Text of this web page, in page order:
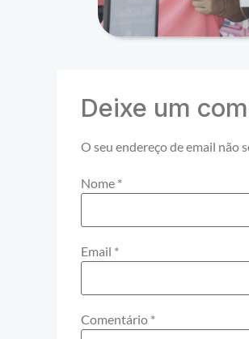
Deixe um
O seu endereço de email não
Nome *
Email *
Comentário *